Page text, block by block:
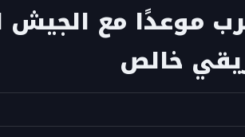
موعدًا مع
خالص